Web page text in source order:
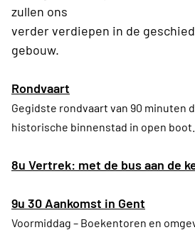
zullen ons
verder verdiepen in de
gebouw.
Rondvaart
Gegidste rondvaart van 90 minuten
historische binnenstad in open boot.
8u Vertrek: met de bus aan de
9u 30 Aankomst in Gent
Voormiddag – Boekentoren en